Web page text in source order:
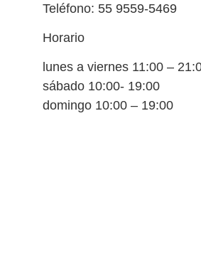
Teléfono: 55 9559-5469
Horario
lunes a viernes 11:00 –
sábado 10:00- 19:00
domingo 10:00 – 19:00